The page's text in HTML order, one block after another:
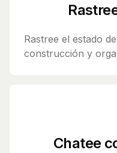
Rastree el estado
construcción y
Chatee